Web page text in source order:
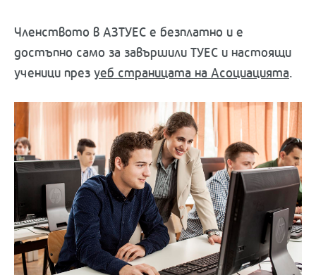
Членството в АЗТУЕС е безплатно и е
достъпно само за завършили ТУЕС и настоящи
ученици презуеб страницата на Асоциацията.